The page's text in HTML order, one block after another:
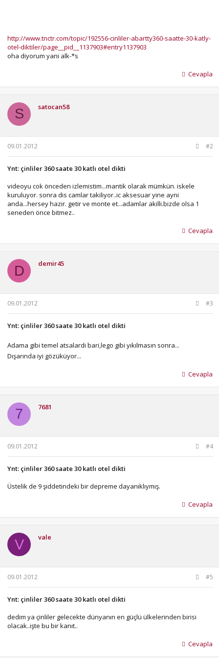
http://www.tnctr.com/topic/192556-cinliler-abartty360-saatte-30-katly-
otel-diktiler/page__pid__1137903#entry1137903
oha diyorum yani alk-*s
Cevapla
S satocan58
09.01.2012 #2
Ynt: çinliler 360 saate 30 katlı otel dikti
videoyu cok önceden izlemistim...mantik olarak mümkün. iskele
kuruluyor. sonra dis camlar takiliyor..ic aksesuar yine ayni
anda...hersey hazir. getir ve monte et...adamlar akilli.bizde olsa 1
seneden önce bitmez..
Cevapla
D demir45
09.01.2012 #3
Ynt: çinliler 360 saate 30 katlı otel dikti
Adama gibi temel atsalardı bari,lego gibi yıkılmasın sonra...
Dışarında iyi gözüküyor...
Cevapla
7 7681
09.01.2012 #4
Ynt: çinliler 360 saate 30 katlı otel dikti
Üstelik de 9 şiddetindeki bir depreme dayanıklıymış.
Cevapla
V vale
09.01.2012 #5
Ynt: çinliler 360 saate 30 katlı otel dikti
dedim ya çinliler gelecekte dünyanın en güçlü ülkelerinden birisi
olacak..işte bu bir kanıt..
Cevapla